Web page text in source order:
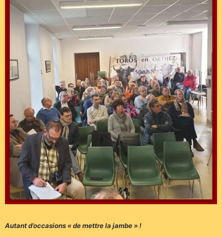
Autant d’occasions « de mettre la jambe » !